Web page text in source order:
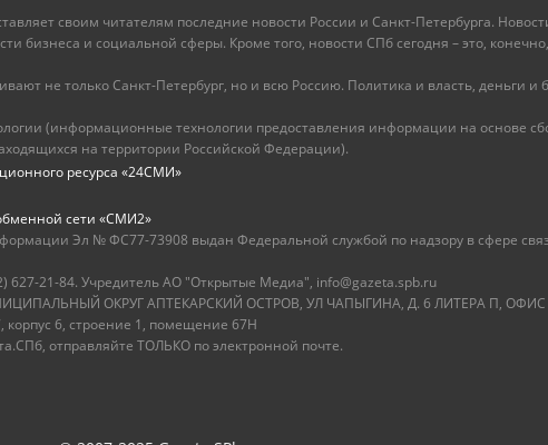
своим читателям последние новости России и Санкт-Петербурга.
и социальной сферы. Кроме того, новости СПб сегодня – это, конечно,
не только Санкт-Петербург, но и всю Россию. Политика и власть, деньги и
(информационные технологии предоставления информации на основе
на территории Российской Федерации).
ресурса «24СМИ»
сети «СМИ2»
Эл № ФС77-73908 выдан Федеральной службой по надзору в сфере
627-21-84. Учредитель АО "Открытые Медиа", info@gazeta.spb.ru
ОКРУГ АПТЕКАРСКИЙ ОСТРОВ, УЛ ЧАПЫГИНА, Д. 6 ЛИТЕРА П, ОФИС
корпус 6, строение 1, помещение 67Н
отправляйте ТОЛЬКО по электронной почте.